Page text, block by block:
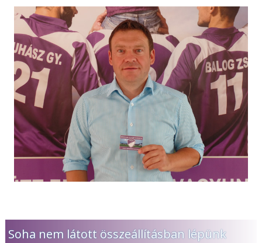
Soha nem látott összeállításban lépünk